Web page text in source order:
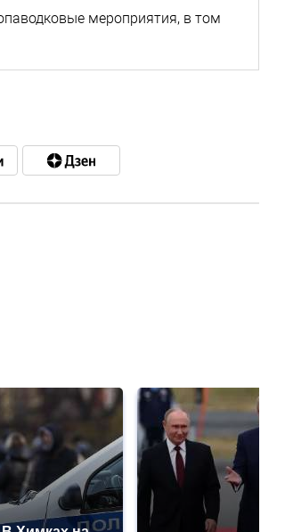
мероприятия, в том